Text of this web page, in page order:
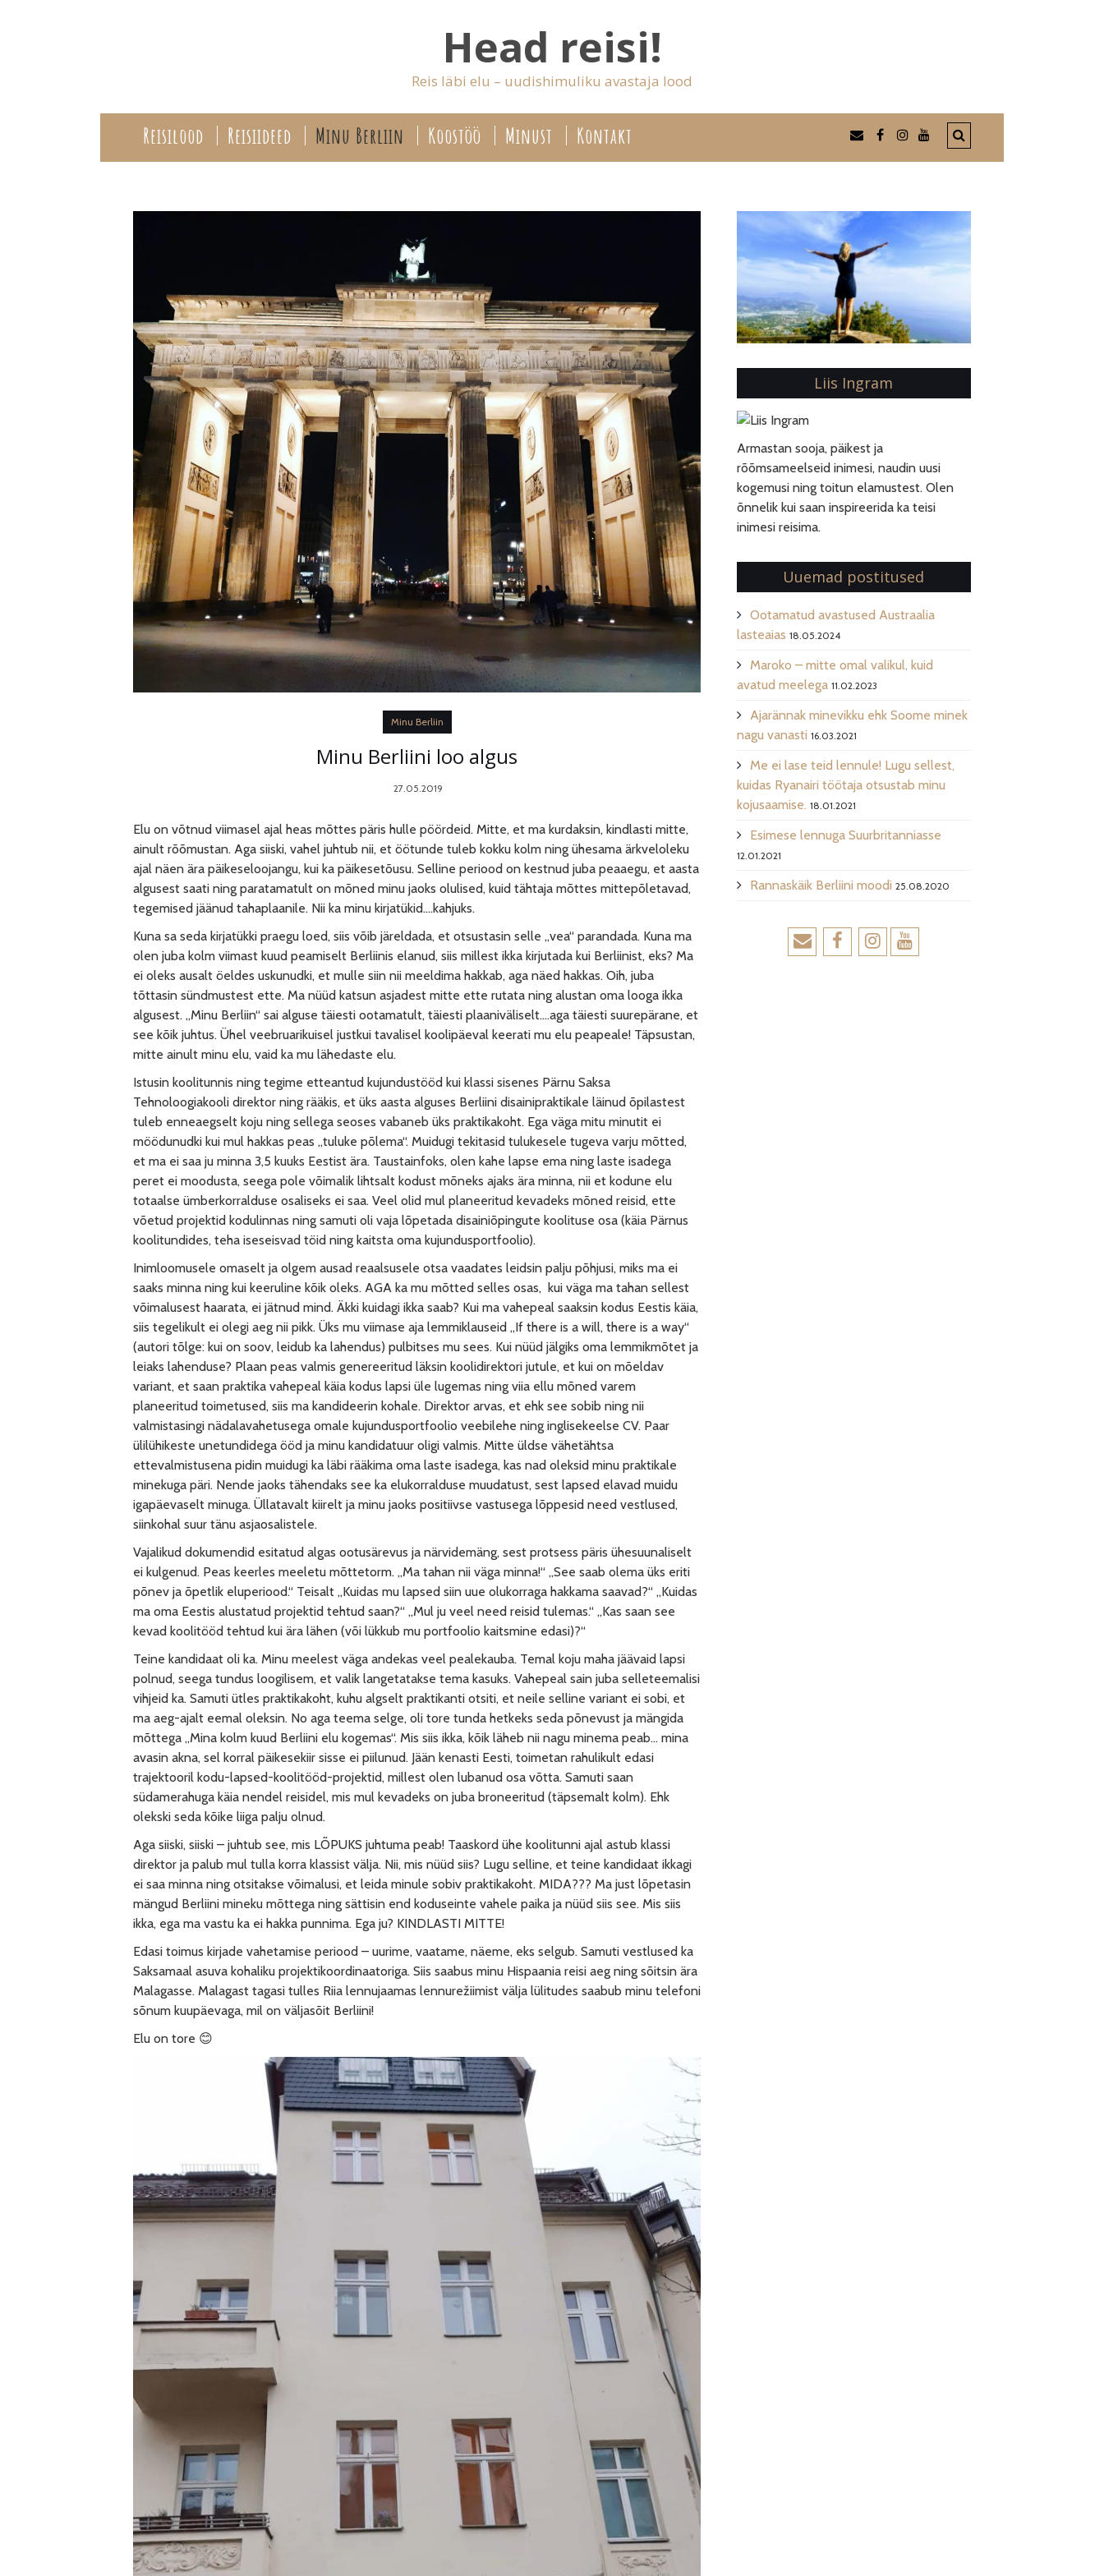
Head reisi!
Reis läbi elu – uudishimuliku avastaja lood
Reisilood Reisiideed Minu Berliin Koostöö Minust Kontakt
Minu Berliin
Minu Berliini loo algus
27.05.2019
Elu on võtnud viimasel ajal heas mõttes päris hulle pöördeid. Mitte, et ma kurdaksin, kindlasti mitte,
ainult rõõmustan. Aga siiski, vahel juhtub nii, et öötunde tuleb kokku kolm ning ühesama ärkveloleku
ajal näen ära päikeseloojangu, kui ka päikesetõusu. Selline periood on kestnud juba peaaegu, et aasta
algusest saati ning paratamatult on mõned minu jaoks olulised, kuid tähtaja mõttes mittepõletavad,
tegemised jäänud tahaplaanile. Nii ka minu kirjatükid….kahjuks.
Kuna sa seda kirjatükki praegu loed, siis võib järeldada, et otsustasin selle „vea“ parandada. Kuna ma
olen juba kolm viimast kuud peamiselt Berliinis elanud, siis millest ikka kirjutada kui Berliinist, eks? Ma
ei oleks ausalt öeldes uskunudki, et mulle siin nii meeldima hakkab, aga näed hakkas. Oih, juba
tõttasin sündmustest ette. Ma nüüd katsun asjadest mitte ette rutata ning alustan oma looga ikka
algusest. „Minu Berliin“ sai alguse täiesti ootamatult, täiesti plaaniväliselt….aga täiesti suurepärane, et
see kõik juhtus. Ühel veebruarikuisel justkui tavalisel koolipäeval keerati mu elu peapeale! Täpsustan,
mitte ainult minu elu, vaid ka mu lähedaste elu.
Istusin koolitunnis ning tegime etteantud kujundustööd kui klassi sisenes Pärnu Saksa
Tehnoloogiakooli direktor ning rääkis, et üks aasta alguses Berliini disainipraktikale läinud õpilastest
tuleb enneaegselt koju ning sellega seoses vabaneb üks praktikakoht. Ega väga mitu minutit ei
möödunudki kui mul hakkas peas „tuluke põlema“. Muidugi tekitasid tulukesele tugeva varju mõtted,
et ma ei saa ju minna 3,5 kuuks Eestist ära. Taustainfoks, olen kahe lapse ema ning laste isadega
peret ei moodusta, seega pole võimalik lihtsalt kodust mõneks ajaks ära minna, nii et kodune elu
totaalse ümberkorralduse osaliseks ei saa. Veel olid mul planeeritud kevadeks mõned reisid, ette
võetud projektid kodulinnas ning samuti oli vaja lõpetada disainiõpingute koolituse osa (käia Pärnus
koolitundides, teha iseseisvad töid ning kaitsta oma kujundusportfoolio).
Inimloomusele omaselt ja olgem ausad reaalsusele otsa vaadates leidsin palju põhjusi, miks ma ei
saaks minna ning kui keeruline kõik oleks. AGA ka mu mõtted selles osas, kui väga ma tahan sellest
võimalusest haarata, ei jätnud mind. Äkki kuidagi ikka saab? Kui ma vahepeal saaksin kodus Eestis käia,
siis tegelikult ei olegi aeg nii pikk. Üks mu viimase aja lemmiklauseid „If there is a will, there is a way“
(autori tõlge: kui on soov, leidub ka lahendus) pulbitses mu sees. Kui nüüd jälgiks oma lemmikmõtet ja
leiaks lahenduse? Plaan peas valmis genereeritud läksin koolidirektori jutule, et kui on mõeldav
variant, et saan praktika vahepeal käia kodus lapsi üle lugemas ning viia ellu mõned varem
planeeritud toimetused, siis ma kandideerin kohale. Direktor arvas, et ehk see sobib ning nii
valmistasingi nädalavahetusega omale kujundusportfoolio veebilehe ning inglisekeelse CV. Paar
ülilühikeste unetundidega ööd ja minu kandidatuur oligi valmis. Mitte üldse vähetähtsa
ettevalmistusena pidin muidugi ka läbi rääkima oma laste isadega, kas nad oleksid minu praktikale
minekuga päri. Nende jaoks tähendaks see ka elukorralduse muudatust, sest lapsed elavad muidu
igapäevaselt minuga. Üllatavalt kiirelt ja minu jaoks positiivse vastusega lõppesid need vestlused,
siinkohal suur tänu asjaosalistele.
Vajalikud dokumendid esitatud algas ootusärevus ja närvidemäng, sest protsess päris ühesuunaliselt
ei kulgenud. Peas keerles meeletu mõttetorm. „Ma tahan nii väga minna!“ „See saab olema üks eriti
põnev ja õpetlik eluperiood.“ Teisalt „Kuidas mu lapsed siin uue olukorraga hakkama saavad?“ „Kuidas
ma oma Eestis alustatud projektid tehtud saan?“ „Mul ju veel need reisid tulemas.“ „Kas saan see
kevad koolitööd tehtud kui ära lähen (või lükkub mu portfoolio kaitsmine edasi)?“
Teine kandidaat oli ka. Minu meelest väga andekas veel pealekauba. Temal koju maha jäävaid lapsi
polnud, seega tundus loogilisem, et valik langetatakse tema kasuks. Vahepeal sain juba selleteemalisi
vihjeid ka. Samuti ütles praktikakoht, kuhu algselt praktikanti otsiti, et neile selline variant ei sobi, et
ma aeg-ajalt eemal oleksin. No aga teema selge, oli tore tunda hetkeks seda põnevust ja mängida
mõttega „Mina kolm kuud Berliini elu kogemas“. Mis siis ikka, kõik läheb nii nagu minema peab… mina
avasin akna, sel korral päikesekiir sisse ei piilunud. Jään kenasti Eesti, toimetan rahulikult edasi
trajektooril kodu-lapsed-koolitööd-projektid, millest olen lubanud osa võtta. Samuti saan
südamerahuga käia nendel reisidel, mis mul kevadeks on juba broneeritud (täpsemalt kolm). Ehk
olekski seda kõike liiga palju olnud.
Aga siiski, siiski – juhtub see, mis LÕPUKS juhtuma peab! Taaskord ühe koolitunni ajal astub klassi
direktor ja palub mul tulla korra klassist välja. Nii, mis nüüd siis? Lugu selline, et teine kandidaat ikkagi
ei saa minna ning otsitakse võimalusi, et leida minule sobiv praktikakoht. MIDA??? Ma just lõpetasin
mängud Berliini mineku mõttega ning sättisin end koduseinte vahele paika ja nüüd siis see. Mis siis
ikka, ega ma vastu ka ei hakka punnima. Ega ju? KINDLASTI MITTE!
Edasi toimus kirjade vahetamise periood – uurime, vaatame, näeme, eks selgub. Samuti vestlused ka
Saksamaal asuva kohaliku projektikoordinaatoriga. Siis saabus minu Hispaania reisi aeg ning sõitsin ära
Malagasse. Malagast tagasi tulles Riia lennujaamas lennurežiimist välja lülitudes saabub minu telefoni
sõnum kuupäevaga, mil on väljasõit Berliini!
Elu on tore 😊
Liis Ingram
Armastan sooja, päikest ja
rõõmsameelseid inimesi, naudin uusi
kogemusi ning toitun elamustest. Olen
õnnelik kui saan inspireerida ka teisi
inimesi reisima.
Uuemad postitused
Ootamatud avastused Austraalia
lasteaias 18.05.2024
Maroko – mitte omal valikul, kuid
avatud meelega 11.02.2023
Ajarännak minevikku ehk Soome minek
nagu vanasti 16.03.2021
Me ei lase teid lennule! Lugu sellest,
kuidas Ryanairi töötaja otsustab minu
kojusaamise. 18.01.2021
Esimese lennuga Suurbritanniasse
12.01.2021
Rannaskäik Berliini moodi 25.08.2020